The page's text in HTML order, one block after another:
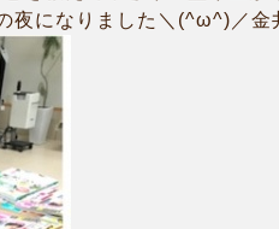
夜になりました＼(^ω^)／金